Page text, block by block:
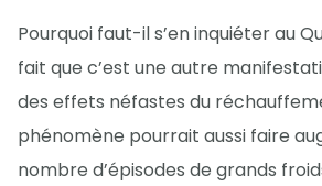
Pourquoi faut-il s’en inquiéter au
fait que c’est une autre
des effets néfastes du
phénomène pourrait aussi faire
nombre d’épisodes de grands